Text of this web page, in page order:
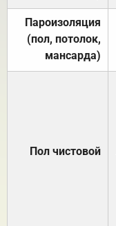
Пароизоляция
(пол, потолок,
мансарда)
Пол чистовой